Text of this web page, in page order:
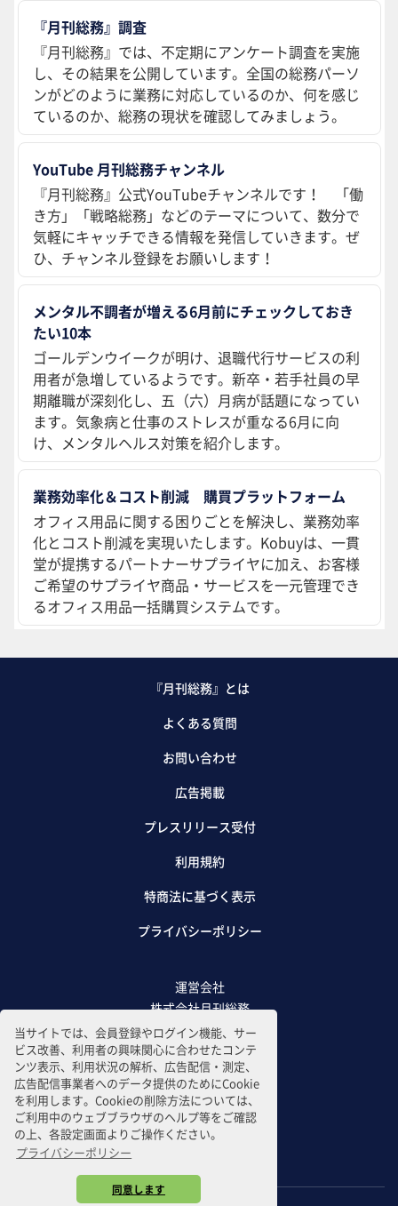
当サイトでは、会員登録やログイン機能、サー
ビス改善、利用者の興味関心に合わせたコンテ
ンツ表示、利用状況の解析、広告配信・測定、
広告配信事業者へのデータ提供のためにCookie
を利用します。Cookieの削除方法については、
ご利用中のウェブブラウザのヘルプ等をご確認
の上、各設定画面よりご操作ください。
プライバシーポリシー
同意します
『月刊総務』調査
『月刊総務』では、不定期にアンケート調査を実施
し、その結果を公開しています。全国の総務パーソ
ンがどのように業務に対応しているのか、何を感じ
ているのか、総務の現状を確認してみましょう。
YouTube 月刊総務チャンネル
『月刊総務』公式YouTubeチャンネルです！ 「働
き方」「戦略総務」などのテーマについて、数分で
気軽にキャッチできる情報を発信していきます。ぜ
ひ、チャンネル登録をお願いします！
メンタル不調者が増える6月前にチェックしておき
たい10本
ゴールデンウイークが明け、退職代行サービスの利
用者が急増しているようです。新卒・若手社員の早
期離職が深刻化し、五（六）月病が話題になってい
ます。気象病と仕事のストレスが重なる6月に向
け、メンタルヘルス対策を紹介します。
業務効率化＆コスト削減 購買プラットフォーム
オフィス用品に関する困りごとを解決し、業務効率
化とコスト削減を実現いたします。Kobuyは、一貫
堂が提携するパートナーサプライヤに加え、お客様
ご希望のサプライヤ商品・サービスを一元管理でき
るオフィス用品一括購買システムです。
『月刊総務』とは
よくある質問
お問い合わせ
広告掲載
プレスリリース受付
利用規約
特商法に基づく表示
プライバシーポリシー
運営会社
株式会社月刊総務